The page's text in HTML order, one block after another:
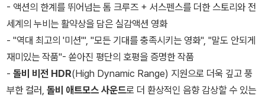
- 액션의 한계를 뛰어넘는 톰 크루즈 + 서스펜스를 더한 스토리와 전
세계의 누비는 활약상을 담은 실감액션 영화
- "역대 최고의 '미션'", "모든 기대를 충족시키는 영화", "말도 안되게
재미있는 작품"- 쏟아진 평단의 호평을 증명한 작품
- 돌비 비전 HDR(High Dynamic Range) 지원으로 더욱 깊고 풍
부한 컬러, 돌비 애트모스 사운드로 더 환상적인 음향 감상할 수 있는